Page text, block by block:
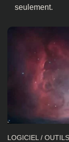
seulement.
LOGICIEL / OUTILS